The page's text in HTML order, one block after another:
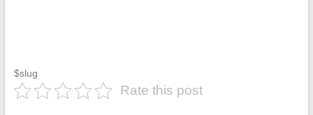
$slug
Rate this post